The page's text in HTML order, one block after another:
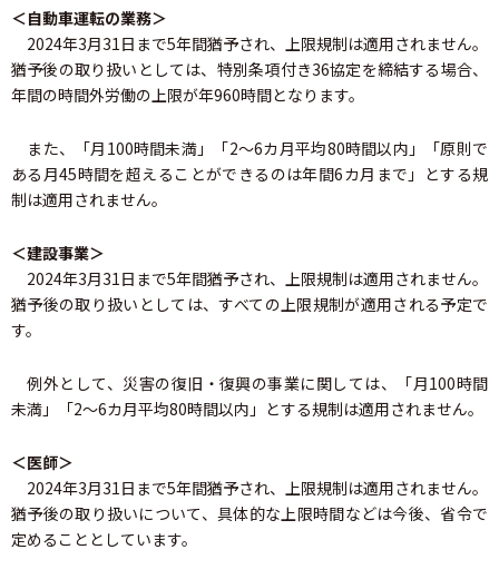
＜自動車運転の業務＞
2024年3月31日まで5年間猶予され、上限規制は適用されません。
猶予後の取り扱いとしては、特別条項付き36協定を締結する場合、
年間の時間外労働の上限が年960時間となります。
また、「月100時間未満」「2～6カ月平均80時間以内」「原則で
ある月45時間を超えることができるのは年間6カ月まで」とする規
制は適用されません。
＜建設事業＞
2024年3月31日まで5年間猶予され、上限規制は適用されません。
猶予後の取り扱いとしては、すべての上限規制が適用される予定で
す。
例外として、災害の復旧・復興の事業に関しては、「月100時間
未満」「2～6カ月平均80時間以内」とする規制は適用されません。
＜医師＞
2024年3月31日まで5年間猶予され、上限規制は適用されません。
猶予後の取り扱いについて、具体的な上限時間などは今後、省令で
定めることとしています。